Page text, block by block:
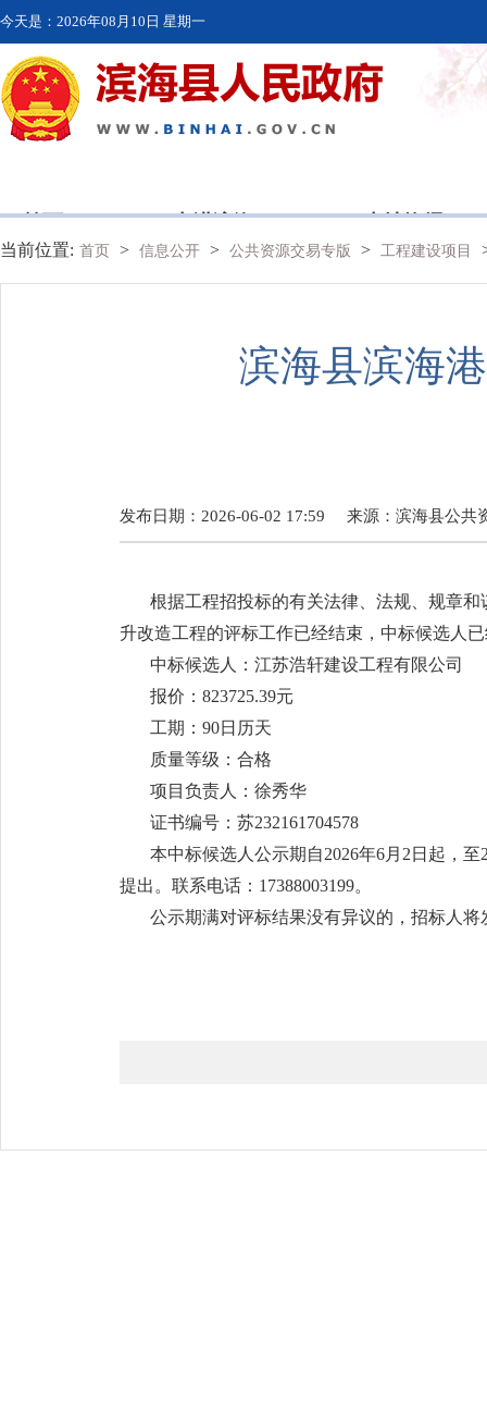
今天是： 2026年08月10日 星期一
首页 走进滨海 本地资讯
当前位置: 首页 > 信息公开 > 公共资源交易专版 > 工程建设项目
滨海县滨海
发布日期：2026-06-02 17:59 来源： 滨海县公共
根据工程招投标的有关法律、法规、规章
升改造工程的评标工作已经结束，中标候选人
中标候选人：江苏浩轩建设工程有限公司
报价：823725.39元
工期：90日历天
质量等级：合格
项目负责人：徐秀华
证书编号：苏232161704578
本中标候选人公示期自2026年6月2日起，
提出。联系电话：17388003199。
公示期满对评标结果没有异议的，招标人